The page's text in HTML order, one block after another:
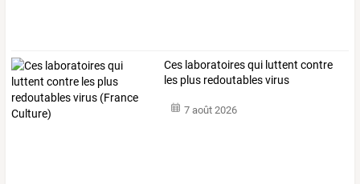
Ces laboratoiresqui luttent contre
les plus redoutablesvirus
7 août 2026